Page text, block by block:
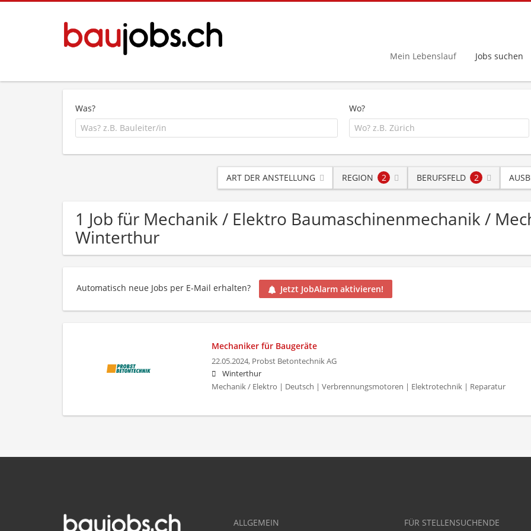
Mein Lebenslauf Jobs suchen
Was? Wo?
ART DER ANSTELLUNG REGION 2 BERUFSFELD 2
1 Job für Mechanik / Elektro Baumaschinenmechanik /
Winterthur
Automatisch neue Jobs per E-Mail erhalten? Jetzt JobAlarm aktivieren!
Mechaniker für Baugeräte
22.05.2024, Probst Betontechnik AG
Winterthur
Mechanik / Elektro | Deutsch | Verbrennungsmotoren | Elektrotechnik | Reparatur
ALLGEMEIN FÜR STELLENSUCHENDE